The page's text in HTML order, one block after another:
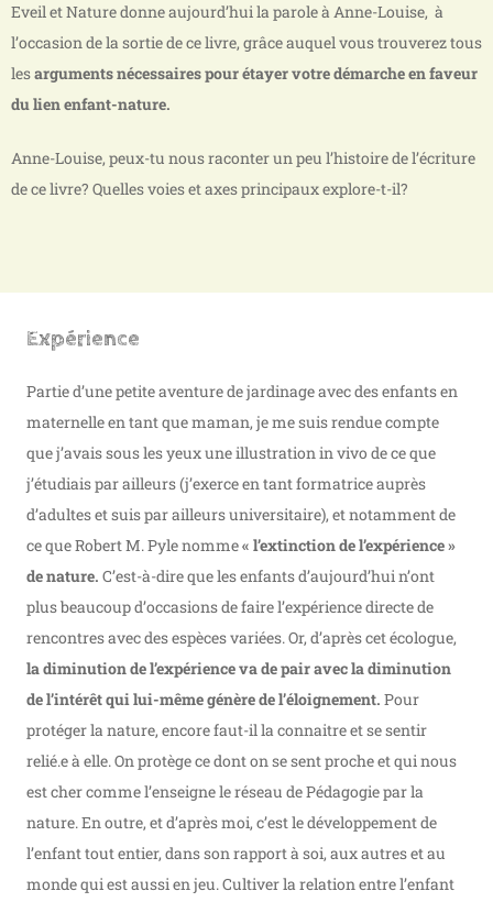
Eveil et Nature donne aujourd’hui la parole à Anne-Louise, à
l’occasion de la sortie de ce livre, grâce auquel vous trouverez tous
lesarguments nécessaires pour étayer votre démarche en faveur
du lien enfant-nature.
Anne-Louise, peux-tu nous raconter un peu l’histoire de l’écriture
de ce livre? Quelles voies et axes principaux explore-t-il?
Expérience
Partie d’une petite aventure de jardinage avec des enfants en
maternelle en tant que maman, je me suis rendue compte
que j’avais sous les yeux une illustration in vivo de ce que
j’étudiais par ailleurs (j’exerce en tant formatrice auprès
d’adultes et suis par ailleurs universitaire), et notamment de
ce que Robert M. Pyle nomme« l’extinction de l’expérience »
de nature. C’est-à-dire que les enfants d’aujourd’hui n’ont
plus beaucoup d’occasions de faire l’expérience directe de
rencontres avec des espèces variées. Or, d’après cet écologue,
la diminution de l’expérience va de pair avec la diminution
de l’intérêt qui lui-même génère de l’éloignement. Pour
protéger la nature, encore faut-il la connaitre et se sentir
relié.e à elle. On protège ce dont on se sent proche et qui nous
est cher comme l’enseigne le réseau de Pédagogie par la
nature. En outre, et d’après moi, c’est le développement de
l’enfant tout entier, dans son rapport à soi, aux autres et au
monde qui est aussi en jeu. Cultiver la relation entre l’enfant